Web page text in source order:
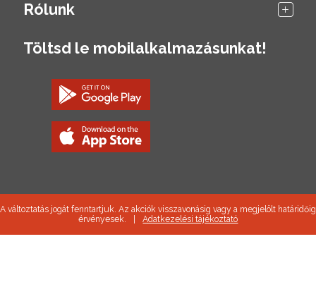
Rólunk
Töltsd le mobilalkalmazásunkat!
A változtatás jogát fenntartjuk. Az akciók visszavonásig vagy a megjelölt határidőig
érvényesek.
Adatkezelési tájékoztató